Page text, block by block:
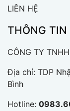
LIÊN HỆ
THÔNG TIN
CÔNG TY
Địa chỉ: TDP
Bình
Hotline: